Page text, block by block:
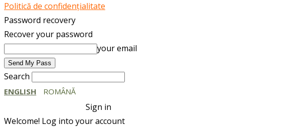
Politică de confidențialitate
Password recovery
Recover your password
your email
Search
ENGLISH ROMÂNĂ
Sign in
Welcome! Log into your account